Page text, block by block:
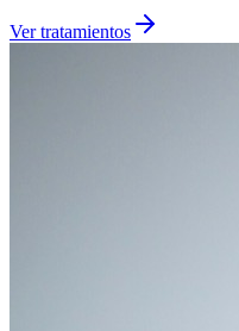
Ver tratamientos